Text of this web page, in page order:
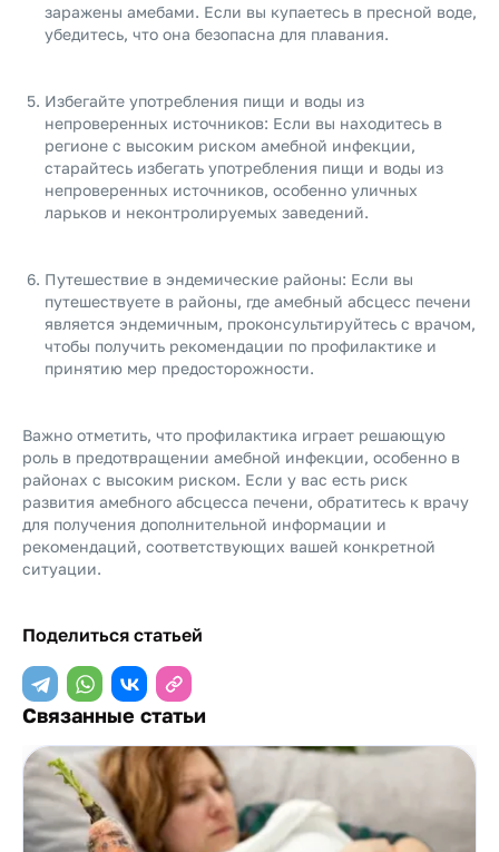
заражены амебами. Если вы купаетесь в пресной воде,
убедитесь, что она безопасна для плавания.
Избегайте употребления пищи и воды из
непроверенных источников: Если вы находитесь в
регионе с высоким риском амебной инфекции,
старайтесь избегать употребления пищи и воды из
непроверенных источников, особенно уличных
ларьков и неконтролируемых заведений.
Путешествие в эндемические районы: Если вы
путешествуете в районы, где амебный абсцесс печени
является эндемичным, проконсультируйтесь с врачом,
чтобы получить рекомендации по профилактике и
принятию мер предосторожности.
Важно отметить, что профилактика играет решающую
роль в предотвращении амебной инфекции, особенно в
районах с высоким риском. Если у вас есть риск
развития амебного абсцесса печени, обратитесь к врачу
для получения дополнительной информации и
рекомендаций, соответствующих вашей конкретной
ситуации.
Поделиться статьей
Связанные статьи